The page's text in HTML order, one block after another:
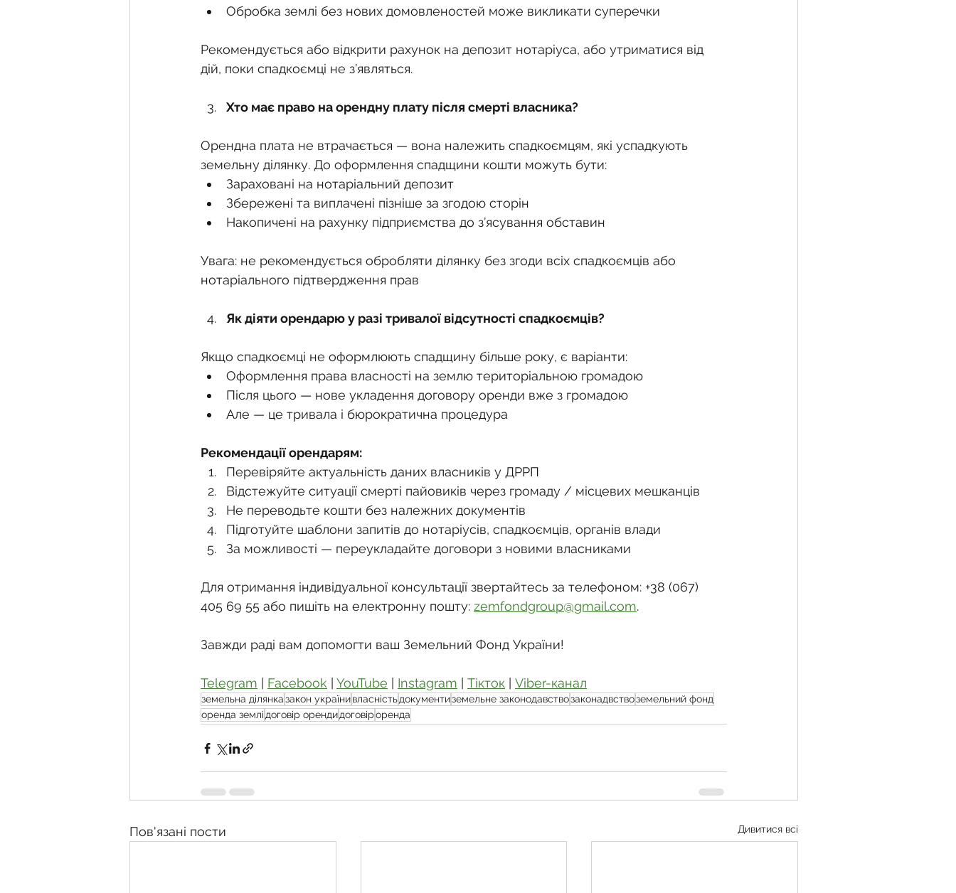
Обробка землі без нових домовленостей може викликати суперечки
Рекомендується або відкрити рахунок на депозит нотаріуса, або утриматися від
дій, поки спадкоємці не з’являться.
Хто має право на орендну плату після смерті власника?
Орендна плата не втрачається — вона належить спадкоємцям, які успадкують
земельну ділянку. До оформлення спадщини кошти можуть бути:
Зараховані на нотаріальний депозит
Збережені та виплачені пізніше за згодою сторін
Накопичені на рахунку підприємства до з’ясування обставин
Увага: не рекомендується обробляти ділянку без згоди всіх спадкоємців або
нотаріального підтвердження прав
Як діяти орендарю у разі тривалої відсутності спадкоємців?
Якщо спадкоємці не оформлюють спадщину більше року, є варіанти:
Оформлення права власності на землю територіальною громадою
Після цього — нове укладення договору оренди вже з громадою
Але — це тривала і бюрократична процедура
Рекомендації орендарям:
Перевіряйте актуальність даних власників у ДРРП
Відстежуйте ситуації смерті пайовиків через громаду / місцевих мешканців
Не переводьте кошти без належних документів
Підготуйте шаблони запитів до нотаріусів, спадкоємців, органів влади
За можливості — переукладайте договори з новими власниками
Для отримання індивідуальної консультації звертайтесь за телефоном: +38 (067)
405 69 55 або пишіть на електронну пошту: zemfondgroup@gmail.com.
Завжди раді вам допомогти ваш Земельний Фонд України!
Telegram Facebook YouTube Instagram Тікток Viber-канал
земельна ділянказакон українивласністьдокументиземельне законодавствозаконадвствоземельний фонд
оренда землі договір орендидоговіроренда
Пов'язані пости Дивитися всі